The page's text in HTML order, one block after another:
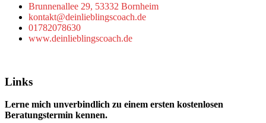
Brunnenallee 29, 53332 Bornheim
kontakt@deinlieblingscoach.de
01782078630
www.deinlieblingscoach.de
Links
Lerne mich unverbindlich zu einem ersten kostenlosen
Beratungstermin kennen.